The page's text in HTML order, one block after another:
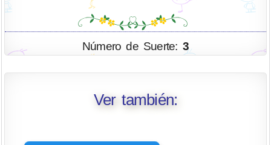
Número de Suerte: 3
Ver también: